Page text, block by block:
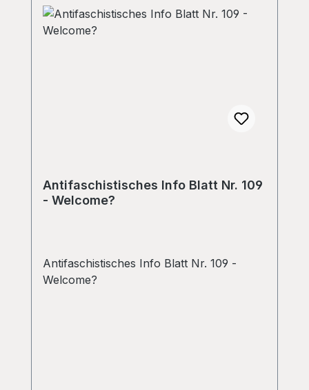
Antifaschistisches Info Blatt Nr. 109
- Welcome?
Antifaschistisches Info Blatt Nr. 109 -
Welcome?